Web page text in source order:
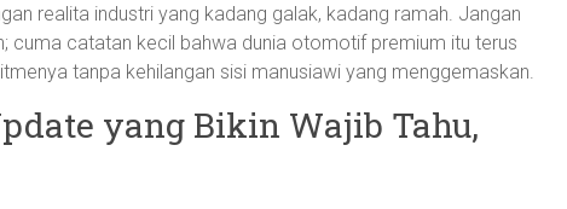
realita industri yang kadang galak, kadang ramah. Jangan
cuma catatan kecil bahwa dunia otomotif premium itu terus
tanpa kehilangan sisi manusiawi yang menggemaskan.
yang Bikin Wajib Tahu,